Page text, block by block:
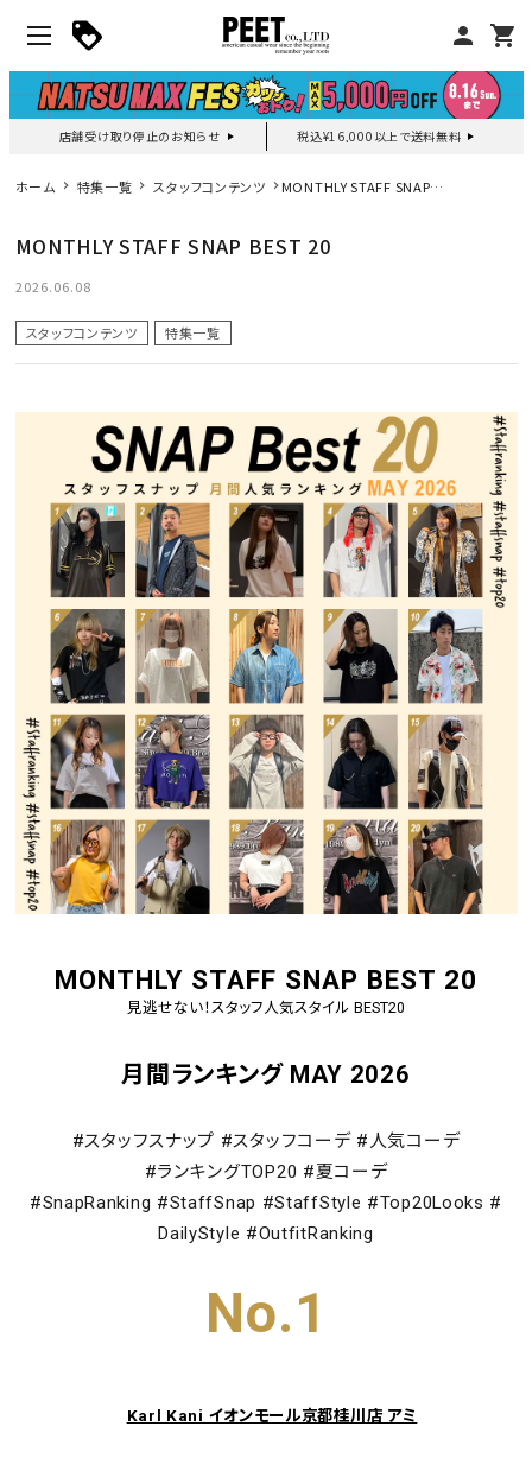
person shopping_cart
店舗受け取り停止のお知らせ 税込¥16,000以上で送料無料
マイページ
新作アイテム
詳しい条件から探す
ホーム 特集一覧 スタッフコンテンツ
MONTHLY STAFF SNAP
MONTHLY STAFF SNAP BEST 20
2026.06.08
スタッフコンテンツ 特集一覧
MONTHLY STAFF SNAP BEST 20
見逃せない！スタッフ人気スタイル BEST20
月間ランキング MAY 2026
#スタッフスナップ #スタッフコーデ #人気コーデ
#ランキングTOP20 #夏コーデ
#SnapRanking #StaffSnap #StaffStyle #Top20Looks #
DailyStyle #OutfitRanking
No.1
Karl Kani イオンモール京都桂川店 アミ